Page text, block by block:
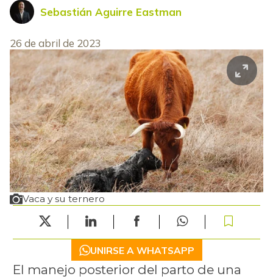
Sebastián Aguirre Eastman
26 de abril de 2023
Vaca y su ternero
UNIRSE A WHATSAPP
El manejo posterior del parto de una